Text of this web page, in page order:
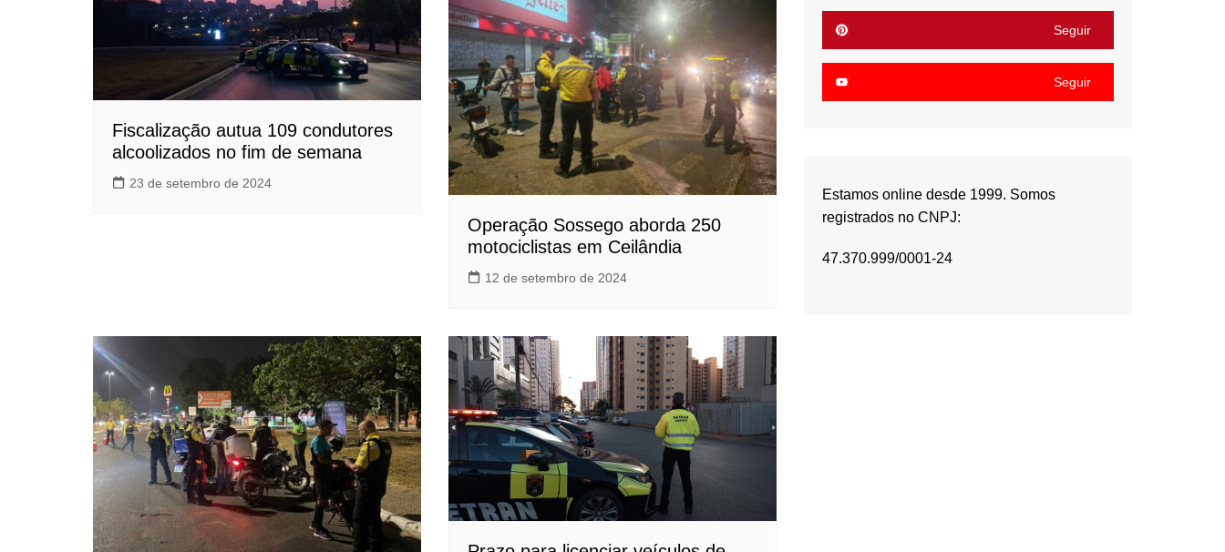
Fiscalização autua 109 condutores
alcoolizados no fim de semana
23 de setembro de 2024
Operação Sossego aborda 250
motociclistas em Ceilândia
12 de setembro de 2024
Seguir
Seguir
Estamos online desde 1999. Somos
registrados no CNPJ:
47.370.999/0001-24